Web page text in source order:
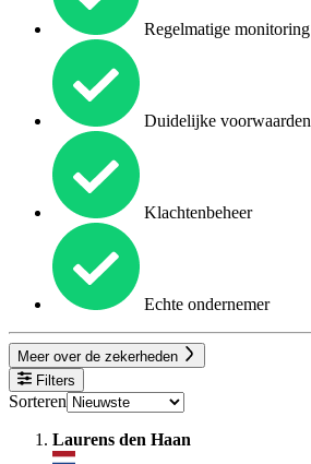
Regelmatige monitoring
Duidelijke voorwaarden
Klachtenbeheer
Echte ondernemer
Meer over de zekerheden
Filters
Sorteren
Laurens den Haan